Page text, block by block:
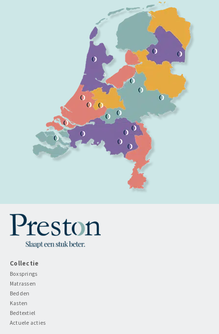
Collectie
Boxsprings
Matrassen
Bedden
Kasten
Bedtextiel
Actuele acties